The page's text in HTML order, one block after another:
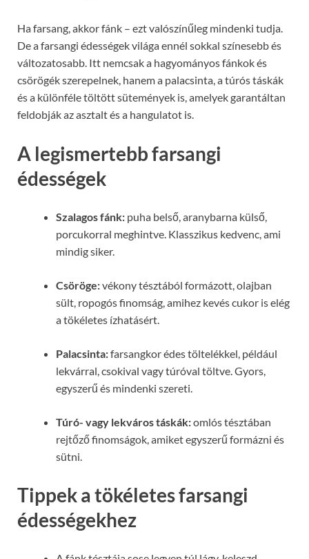
Ha farsang, akkor fánk – ezt valószínűleg mindenki tudja.
De a farsangi édességek világa ennél sokkal színesebb és
változatosabb. Itt nemcsak a hagyományos fánkok és
csörögék szerepelnek, hanem a palacsinta, a túrós táskák
és a különféle töltött sütemények is, amelyek garantáltan
feldobják az asztalt és a hangulatot is.
A legismertebb farsangi
édességek
Szalagos fánk: puha belső, aranybarna külső,
porcukorral meghintve. Klasszikus kedvenc, ami
mindig siker.
Csöröge:vékony tésztából formázott, olajban
sült, ropogós finomság, amihez kevés cukor is elég
a tökéletes ízhatásért.
Palacsinta:farsangkor édes töltelékkel, például
lekvárral, csokival vagy túróval töltve. Gyors,
egyszerű és mindenki szereti.
Túró- vagy lekváros táskák:omlós tésztában
rejtőző finomságok, amiket egyszerű formázni és
sütni.
Tippek a tökéletes farsangi
édességekhez